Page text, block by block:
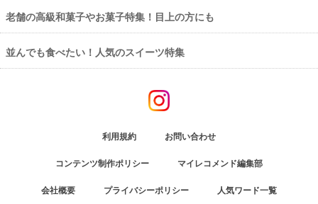
老舗の高級和菓子やお菓子特集！目上の方にも
並んでも食べたい！人気のスイーツ特集
利用規約 お問い合わせ
コンテンツ制作ポリシー マイレコメンド編集部
会社概要 プライバシーポリシー 人気ワード一覧